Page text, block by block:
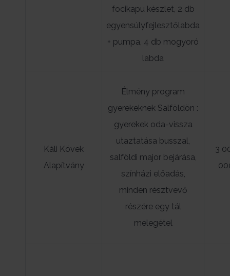
focikapu készlet, 2 db
egyensúlyfejlesztőlabda
+ pumpa, 4 db mogyoró
labda
Káli Kövek
Alapítvány
Élmény program
gyerekeknek Salföldön :
gyerekek oda-vissza
utaztatása busszal,
salföldi major bejárása,
színházi előadás,
minden résztvevő
részére egy tál
melegétel
3